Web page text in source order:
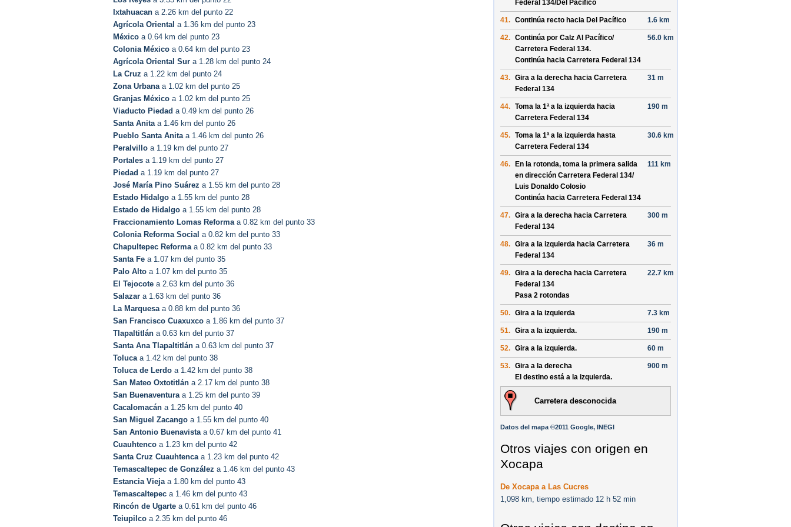
Ixtahuacan a 2.26 km del punto 22
Agrícola Oriental a 1.36 km del punto 23
México a 0.64 km del punto 23
Colonia México a 0.64 km del punto 23
Agrícola Oriental Sur a 1.28 km del punto 24
La Cruz a 1.22 km del punto 24
Zona Urbanaa 1.02 km del punto 25
Granjas México a 1.02 km del punto 25
Viaducto Piedad a 0.49 km del punto 26
Santa Anitaa 1.46 km del punto 26
Pueblo Santa Anitaa 1.46 km del punto 26
Peralvillo a 1.19 km del punto 27
Portales a 1.19 km del punto 27
Piedad a 1.19 km del punto 27
José María Pino Suárez a 1.55 km del punto 28
Estado Hidalgo a 1.55 km del punto 28
Estado de Hidalgo a 1.55 km del punto 28
Fraccionamiento Lomas Reformaa 0.82 km del punto 33
Colonia Reforma Social a 0.82 km del punto 33
Chapultepec Reformaa 0.82 km del punto 33
Santa Fe a 1.07 km del punto 35
Palo Alto a 1.07 km del punto 35
El Tejocote a 2.63 km del punto 36
Salazar a 1.63 km del punto 36
La Marquesaa 0.88 km del punto 36
San Francisco Cuaxuxco a 1.86 km del punto 37
Tlapaltitlán a 0.63 km del punto 37
Santa Ana Tlapaltitlán a 0.63 km del punto 37
Tolucaa 1.42 km del punto 38
Toluca de Lerdo a 1.42 km del punto 38
San Mateo Oxtotitlán a 2.17 km del punto 38
San Buenaventuraa 1.25 km del punto 39
Cacalomacán a 1.25 km del punto 40
San Miguel Zacango a 1.55 km del punto 40
San Antonio Buenavistaa 0.67 km del punto 41
Cuauhtenco a 1.23 km del punto 42
Santa Cruz Cuauhtencaa 1.23 km del punto 42
Temascaltepec de González a 1.46 km del punto 43
Estancia Viejaa 1.80 km del punto 43
Temascaltepec a 1.46 km del punto 43
Rincón de Ugarte a 0.61 km del punto 46
Teiupilco a 2.35 km del punto 46
Federal 134/Del Pacífico
41. Continúa recto hacia Del Pacífico 1.6 km
42. Continúa por Calz Al Pacífico/
Carretera Federal 134.
Continúa hacia Carretera Federal 134
56.0 km
43. Gira a la derecha hacia Carretera
Federal 134
31 m
44. Toma la 1ª a la izquierda hacia
Carretera Federal 134
190 m
45. Toma la 1ª a la izquierda hasta
Carretera Federal 134
30.6 km
46. En la rotonda, toma la primera salida
en dirección Carretera Federal 134/
Luis Donaldo Colosio
Continúa hacia Carretera Federal 134
111 km
47. Gira a la derecha hacia Carretera
Federal 134
300 m
48. Gira a la izquierda hacia Carretera
Federal 134
36 m
49. Gira a la derecha hacia Carretera
Federal 134
Pasa 2 rotondas
22.7 km
50. Gira a la izquierda 7.3 km
51. Gira a la izquierda. 190 m
52. Gira a la izquierda. 60 m
53. Gira a la derecha
El destino está a la izquierda.
900 m
Carretera desconocida
Datos del mapa ©2011 Google, INEGI
Otros viajes con origen en
Xocapa
De Xocapa a Las Cucres
1,098 km, tiempo estimado 12 h 52 min